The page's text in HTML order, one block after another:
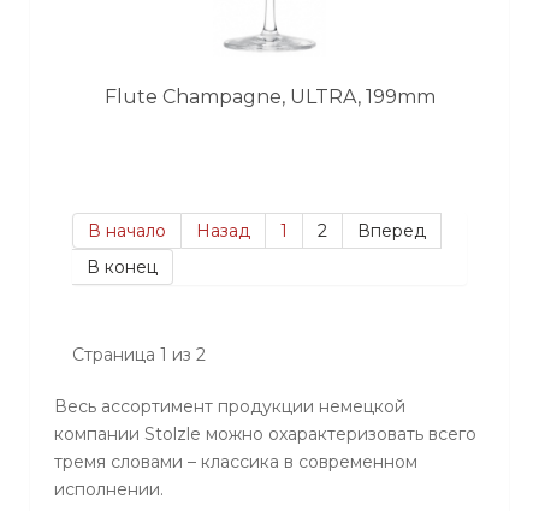
Flute Champagne, ULTRA, 199mm
В начало Назад 1 2
Вперед
В конец
Страница 1 из 2
Весь ассортимент продукции немецкой
компании Stolzle можно охарактеризовать всего
тремя словами – классика в современном
исполнении.